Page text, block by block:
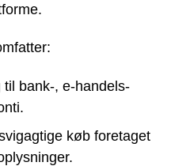
bank-, e-handels-
køb foretaget